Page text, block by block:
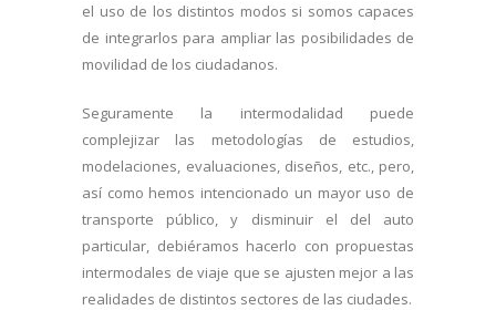
el uso de los distintos modos si somos capaces
de integrarlos para ampliar las posibilidades de
movilidad de los ciudadanos.
Seguramente la intermodalidad puede
complejizar las metodologías de estudios,
modelaciones, evaluaciones, diseños, etc., pero,
así como hemos intencionado un mayor uso de
transporte público, y disminuir el del auto
particular, debiéramos hacerlo con propuestas
intermodales de viaje que se ajusten mejor a las
realidades de distintos sectores de las ciudades.